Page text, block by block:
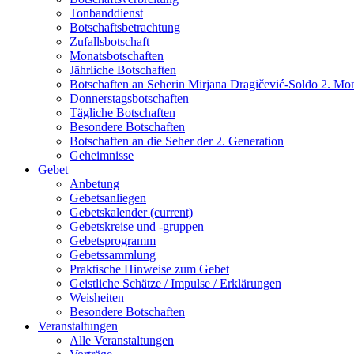
Tonbanddienst
Botschaftsbetrachtung
Zufallsbotschaft
Monatsbotschaften
Jährliche Botschaften
Botschaften an Seherin Mirjana Dragičević-Soldo 2.
Donnerstagsbotschaften
Tägliche Botschaften
Besondere Botschaften
Botschaften an die Seher der 2. Generation
Geheimnisse
Gebet
Anbetung
Gebetsanliegen
Gebetskalender(current)
Gebetskreise und -gruppen
Gebetsprogramm
Gebetssammlung
Praktische Hinweise zum Gebet
Geistliche Schätze / Impulse / Erklärungen
Weisheiten
Besondere Botschaften
Veranstaltungen
Alle Veranstaltungen